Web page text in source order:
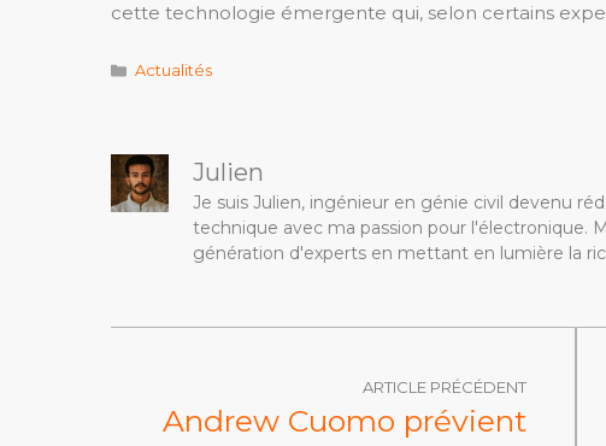
cette technologie émergente qui, selon certains
Catégories
Actualités
Julien
Je suis Julien, ingénieur en génie civil devenu
technique avec ma passion pour l'électronique.
génération d'experts en mettant en lumière la
ARTICLE PRÉCÉDENT
Andrew Cuomo prévient